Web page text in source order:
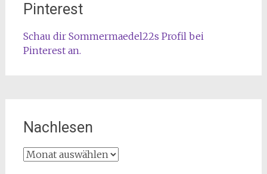
Pinterest
Schau dir Sommermaedel22s Profil bei
Pinterest an.
Nachlesen
Nachlesen